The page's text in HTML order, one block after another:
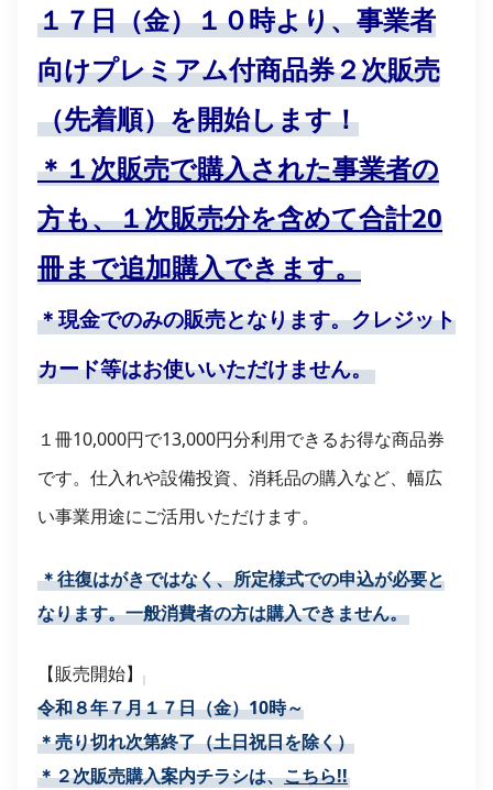
１７日（金）１０時より、事業者
向けプレミアム付商品券２次販売
（先着順）を開始します！
＊１次販売で購入された事業者の
方も、１次販売分を含めて合計20
冊まで追加購入できます。
＊現金でのみの販売となります。クレジット
カード等はお使いいただけません。
１冊10,000円で13,000円分利用できるお得な商品券
です。仕入れや設備投資、消耗品の購入など、幅広
い事業用途にご活用いただけます。
＊往復はがきではなく、所定様式での申込が必要と
なります。一般消費者の方は購入できません。
【販売開始】
令和８年７月１７日（金）10時～
＊売り切れ次第終了（土日祝日を除く）
＊２次販売購入案内チラシは、こちら!!